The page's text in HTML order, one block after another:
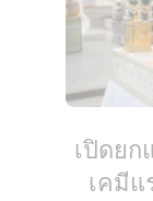
เปิดยก
เคมีแ